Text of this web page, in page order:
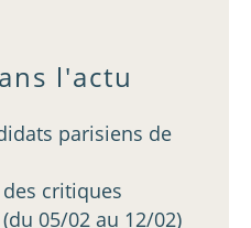
l'actu
parisiens de
critiques
05/02 au 12/02)